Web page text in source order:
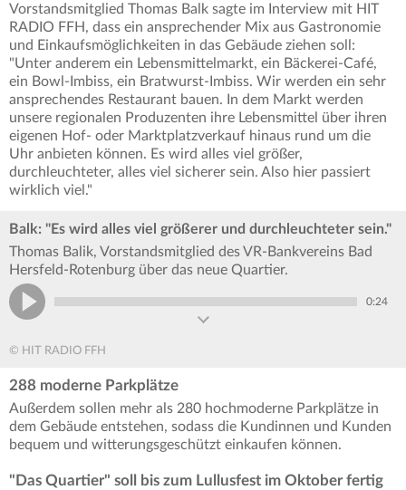
Vorstandsmitglied Thomas Balk sagte im Interview mit HIT
RADIO FFH, dass ein ansprechender Mix aus Gastronomie
und Einkaufsmöglichkeiten in das Gebäude ziehen soll:
"Unter anderem ein Lebensmittelmarkt, ein Bäckerei-Café,
ein Bowl-Imbiss, ein Bratwurst-Imbiss. Wir werden ein sehr
ansprechendes Restaurant bauen. In dem Markt werden
unsere regionalen Produzenten ihre Lebensmittel über ihren
eigenen Hof- oder Marktplatzverkauf hinaus rund um die
Uhr anbieten können. Es wird alles viel größer,
durchleuchteter, alles viel sicherer sein. Also hier passiert
wirklich viel."
Balk: "Es wird alles viel größerer und durchleuchteter sein."
Thomas Balik, Vorstandsmitglied des VR-Bankvereins Bad
Hersfeld-Rotenburg über das neue Quartier.
0:24
© HIT RADIO FFH
288 moderne Parkplätze
Außerdem sollen mehr als 280 hochmoderne Parkplätze in
dem Gebäude entstehen, sodass die Kundinnen und Kunden
bequem und witterungsgeschützt einkaufen können.
"Das Quartier" soll bis zum Lullusfest im Oktober fertig